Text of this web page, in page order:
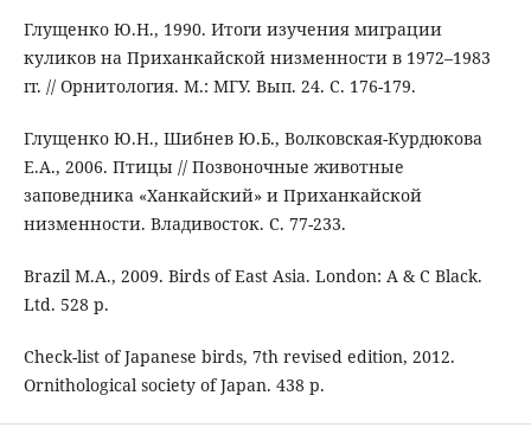
Глущенко Ю.Н., 1990. Итоги изучения миграции
куликов на Приханкайской низменности в 1972–1983
гг. // Орнитология. М.: МГУ. Вып. 24. С. 176-179.
Глущенко Ю.Н., Шибнев Ю.Б., Волковская-Курдюкова
Е.А., 2006. Птицы // Позвоночные животные
заповедника «Ханкайский» и Приханкайской
низменности. Владивосток. С. 77-233.
Brazil M.A., 2009. Birds of East Asia. London: A & C Black.
Ltd. 528 p.
Check-list of Japanese birds, 7th revised edition, 2012.
Ornithological society of Japan. 438 p.